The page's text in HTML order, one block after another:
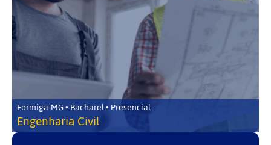
Formiga-MG • Bacharel • Presencial
Engenharia Civil